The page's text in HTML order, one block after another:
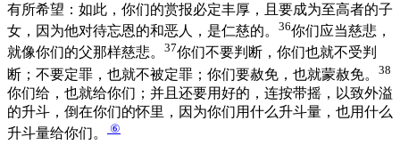
有所希望：如此，你们的赏报必定丰厚，且要成为至高者的子
女，因为他对待忘恩的和恶人，是仁慈的。 36你们应当慈悲，
就像你们的父那样慈悲。 37你们不要判断，你们也就不受判
断；不要定罪，也就不被定罪；你们要赦免，也就蒙赦免。 38
你们给，也就给你们；并且还要用好的，连按带摇，以致外溢
的升斗，倒在你们的怀里，因为你们用什么升斗量，也用什么
升斗量给你们。
⑥